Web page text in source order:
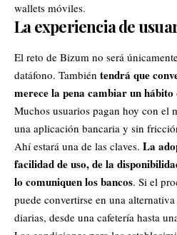
wallets móviles.
La experiencia de
El reto de Bizum no será
datáfono. También tendrá que
merece la pena cambiar un
Muchos usuarios pagan hoy con el
una aplicación bancaria y sin
Ahí estará una de las claves. La
facilidad de uso, de la
lo comuniquen los bancos. Si el
puede convertirse en una
diarias, desde una cafetería hasta